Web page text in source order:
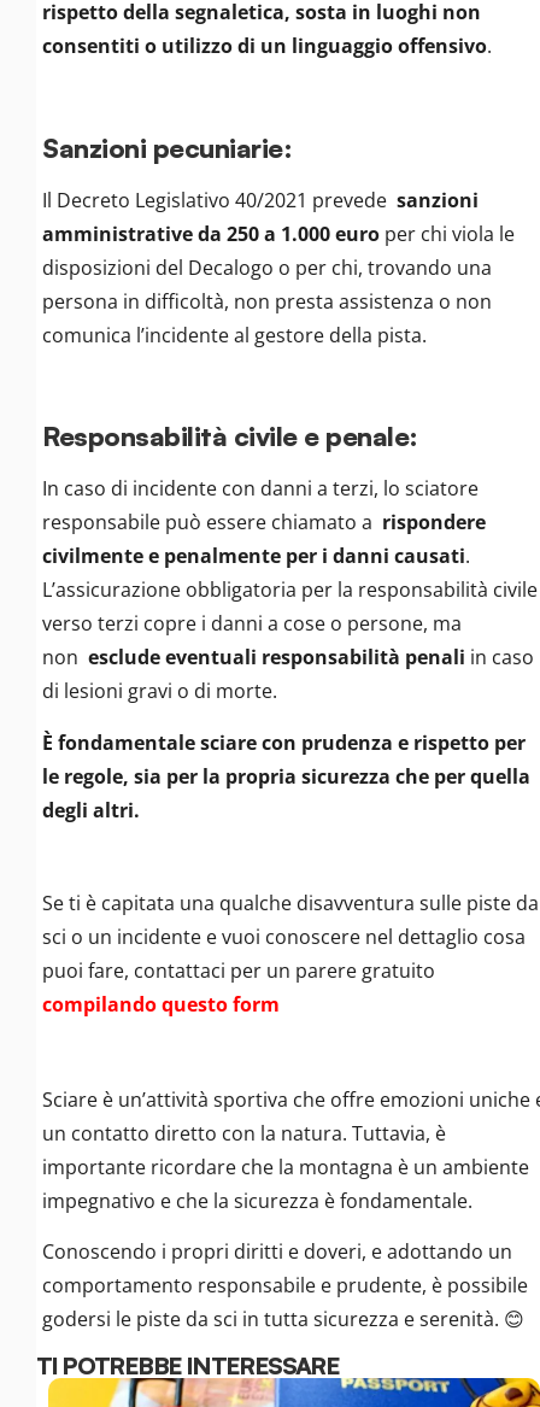
rispetto della segnaletica, sosta in luoghi non
consentiti o utilizzo di un linguaggio offensivo.
Sanzioni pecuniarie:
Il Decreto Legislativo 40/2021 prevede sanzioni
amministrative da 250 a 1.000 euro per chi viola le
disposizioni del Decalogo o per chi, trovando una
persona in difficoltà, non presta assistenza o non
comunica l’incidente al gestore della pista.
Responsabilità civile e penale:
In caso di incidente con danni a terzi, lo sciatore
responsabile può essere chiamato a rispondere
civilmente e penalmente per i danni causati.
L’assicurazione obbligatoria per la responsabilità civile
verso terzi copre i danni a cose o persone, ma
non esclude eventuali responsabilità penali in caso
di lesioni gravi o di morte.
È fondamentale sciare con prudenza e rispetto per
le regole, sia per la propria sicurezza che per quella
degli altri.
Se ti è capitata una qualche disavventura sulle piste da
sci o un incidente e vuoi conoscere nel dettaglio cosa
puoi fare, contattaci per un parere gratuito
compilando questo form
Sciare è un’attività sportiva che offre emozioni uniche
un contatto diretto con la natura. Tuttavia, è
importante ricordare che la montagna è un ambiente
impegnativo e che la sicurezza è fondamentale.
Conoscendo i propri diritti e doveri, e adottando un
comportamento responsabile e prudente, è possibile
godersi le piste da sci in tutta sicurezza e serenità. 😊
TI POTREBBE INTERESSARE